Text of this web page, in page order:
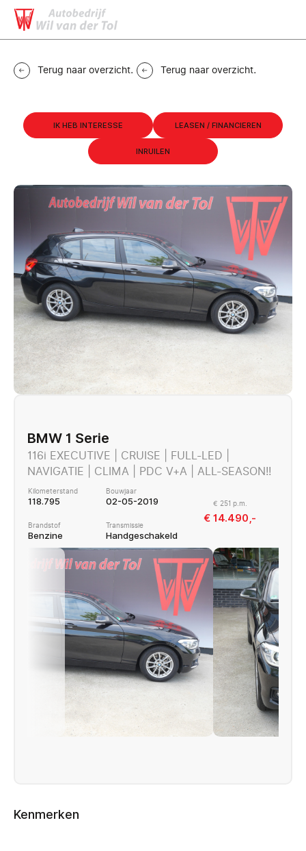
Terug naar overzicht. Terug naar overzicht.
IK HEB INTERESSE LEASEN / FINANCIEREN
INRUILEN
BMW 1 Serie
116i EXECUTIVE | CRUISE | FULL-LED |
NAVIGATIE | CLIMA | PDC V+A | ALL-SEASON!!
Kilometerstand
118.795
Bouwjaar
02-05-2019
Brandstof
Benzine
Transmissie
Handgeschakeld
€ 251 p.m.
€ 14.490,-
Kenmerken